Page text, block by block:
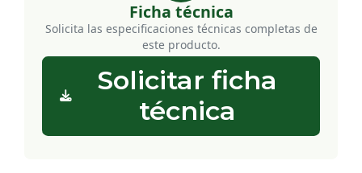
Ficha técnica
Solicita las especificaciones técnicas completas de
este producto.
Solicitar ficha
técnica